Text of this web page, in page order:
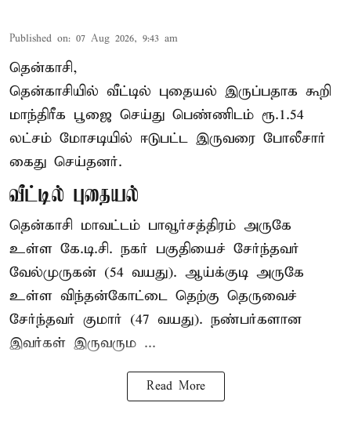
Published on: 07 Aug 2026, 9:43 am
தென்காசி,
தென்காசியில் வீட்டில் புதையல் இருப்பதாக கூறி
மாந்திரீக பூஜை செய்து பெண்ணிடம் ரூ.1.54
லட்சம் மோசடியில் ஈடுபட்ட இருவரை போலீசார்
கைது செய்தனர்.
வீட்டில் புதையல்
தென்காசி மாவட்டம் பாவூர்சத்திரம் அருகே
உள்ள கே.டி.சி. நகர் பகுதியைச் சேர்ந்தவர்
வேல்முருகன் (54 வயது). ஆய்க்குடி அருகே
உள்ள விந்தன்கோட்டை தெற்கு தெருவைச்
சேர்ந்தவர் குமார் (47 வயது). நண்பர்களான
இவர்கள் இருவரும ...
Read More